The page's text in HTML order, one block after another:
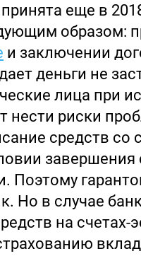
еще в
образом:
и заключении
деньги не
лица при
нести риски
средств со
завершения
Поэтому
Но в случае
на